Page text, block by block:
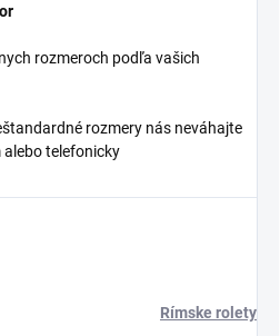
rozmeroch podľa vašich
rozmery nás neváhajte
telefonicky
Rímske rolety